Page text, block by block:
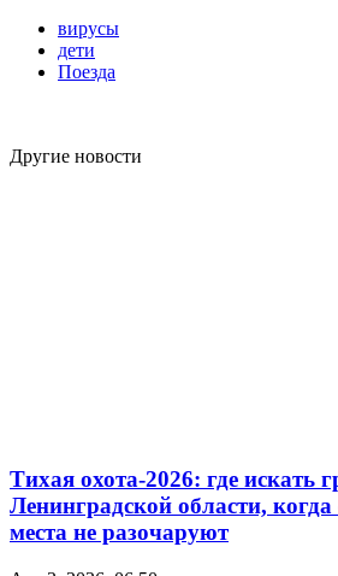
вирусы
дети
Поезда
Другие новости
Тихая охота-2026: где искать
Ленинградской области, когда
места не разочаруют